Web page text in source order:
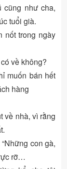
cũng như cha,
tuổi già.
nốt trong ngày
về không?
muốn bán hết
hàng
về nhà, vì rằng
con gà,
rỡ…